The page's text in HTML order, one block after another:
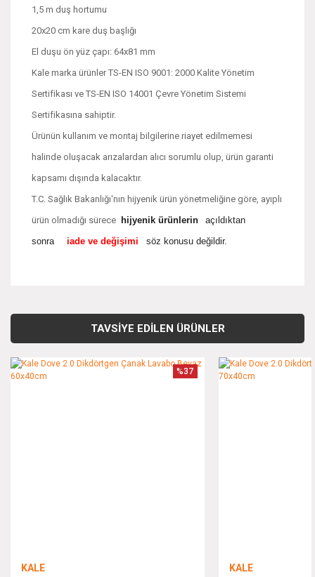
1,5 m duş hortumu
20x20 cm kare duş başlığı
El duşu ön yüz çapı: 64x81 mm
Kale marka ürünler TS-EN ISO 9001: 2000 Kalite Yönetim
Sertifikası ve TS-EN ISO 14001 Çevre Yönetim Sistemi
Sertifikasına sahiptir.
Ürünün kullanım ve montaj bilgilerine riayet edilmemesi
halinde oluşacak arızalardan alıcı sorumlu olup, ürün garanti
kapsamı dışında kalacaktır.
T.C. Sağlık Bakanlığı'nın hijyenik ürün yönetmeliğine göre, ayıplı
ürün olmadığı sürece hijyenik ürünlerin
açıldıktan
sonra
iade ve değişimi söz konusu değildir.
kullanarak tarafımıza iletebilirsiniz.
TAVSİYE EDİLEN ÜRÜNLER
KALE
%37
KALE